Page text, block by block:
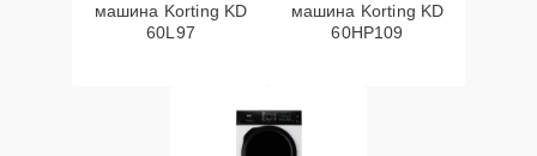
машина Korting KD
60L97
машина Korting KD
60HP109